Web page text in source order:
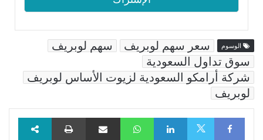
الوسوم سعر سهم لوبريف
سهم لوبريف
سوق تداول السعودية
شركة أرامكو السعودية لزيوت الأساس لوبريف
لوبريف
Facebook
LinkedIn
WhatsAppمشاركة عبر البريد طباعة